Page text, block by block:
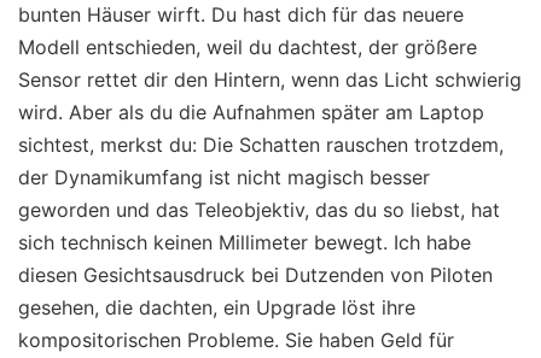
bunten Häuser wirft. Du hast dich für das neuere
Modell entschieden, weil du dachtest, der größere
Sensor rettet dir den Hintern, wenn das Licht schwierig
wird. Aber als du die Aufnahmen später am Laptop
sichtest, merkst du: Die Schatten rauschen trotzdem,
der Dynamikumfang ist nicht magisch besser
geworden und das Teleobjektiv, das du so liebst, hat
sich technisch keinen Millimeter bewegt. Ich habe
diesen Gesichtsausdruck bei Dutzenden von Piloten
gesehen, die dachten, ein Upgrade löst ihre
kompositorischen Probleme. Sie haben Geld für